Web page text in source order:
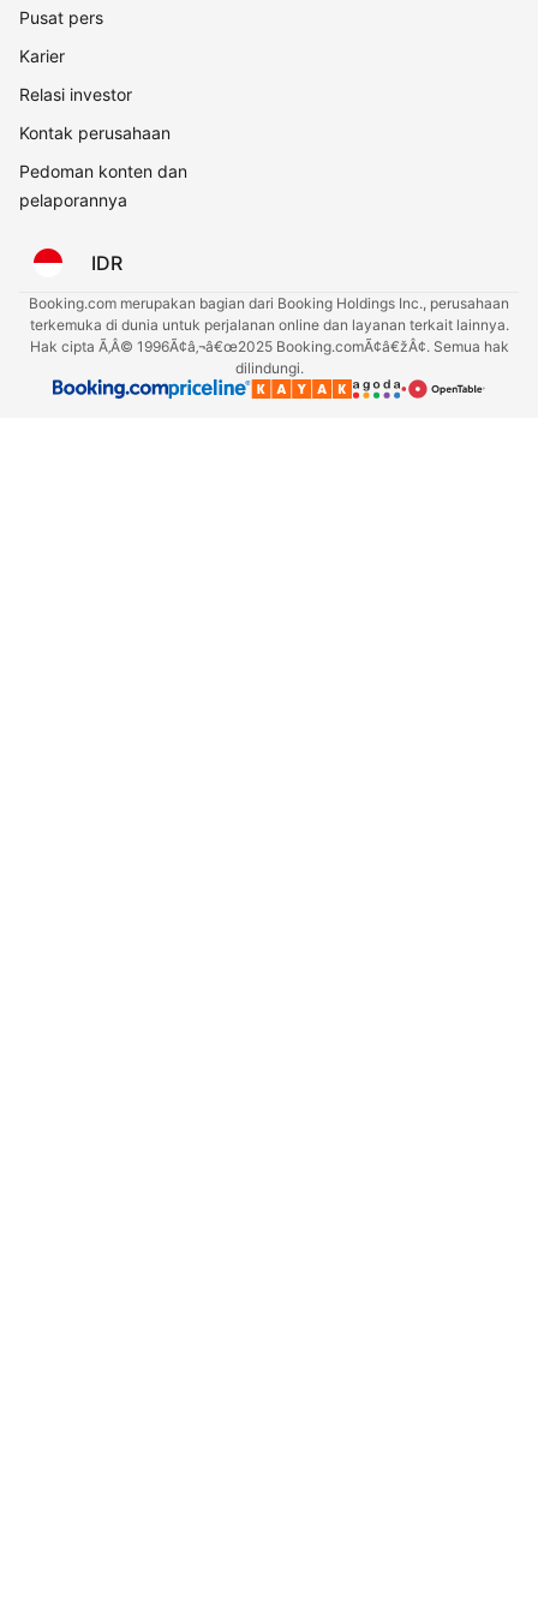
Pusat pers
Karier
Relasi investor
Kontak perusahaan
Pedoman konten dan
pelaporannya
IDR
Booking.com merupakan bagian dari Booking Holdings Inc., perusahaan
terkemuka di dunia untuk perjalanan online dan layanan terkait lainnya.
Hak cipta Ã‚Â© 1996Ã¢â‚¬â€œ2025 Booking.comÃ¢â€žÂ¢. Semua hak
dilindungi.